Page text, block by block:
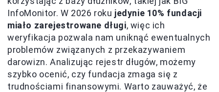
InfoMonitor. W 2026 roku jedynie 10% fundacji
miało zarejestrowane długi, więc ich
weryfikacja pozwala nam uniknąć ewentualnych
problemów związanych z przekazywaniem
darowizn. Analizując rejestr długów, możemy
szybko ocenić, czy fundacja zmaga się z
trudnościami finansowymi. Warto zauważyć, że